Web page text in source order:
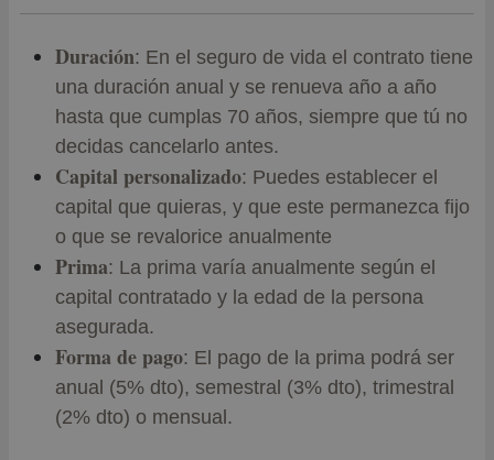
Duración: En el seguro de vida el contrato tiene
una duración anual y se renueva año a año
hasta que cumplas 70 años, siempre que tú no
decidas cancelarlo antes.
Capital personalizado: Puedes establecer el
capital que quieras, y que este permanezca fijo
o que se revalorice anualmente
Prima: La prima varía anualmente según el
capital contratado y la edad de la persona
asegurada.
Forma de pago: El pago de la prima podrá ser
anual (5% dto), semestral (3% dto), trimestral
(2% dto) o mensual.